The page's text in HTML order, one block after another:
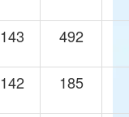
143 492
142 185